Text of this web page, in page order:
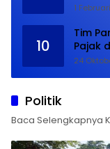
1
10
Tim
Pajak
24
Politik
Baca Selengkapnya